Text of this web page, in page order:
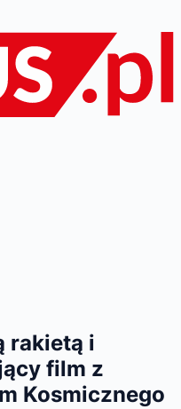
rakietą i
film z
Kosmicznego